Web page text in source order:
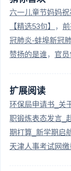
六一儿童节妈妈
【精选53句】
冠肺炎-蚌埠新冠
赞扬的是谁
官
扩展阅读
环保局申请书_关
职锻炼表态发言_
期打算_新学期启
天津人事考试网